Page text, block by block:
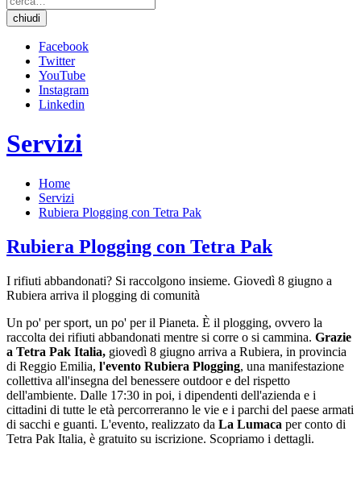
chiudi
Facebook
Twitter
YouTube
Instagram
Linkedin
Servizi
Home
Servizi
Rubiera Plogging con Tetra Pak
Rubiera Plogging con Tetra Pak
I rifiuti abbandonati? Si raccolgono insieme. Giovedì 8 giugno a
Rubiera arriva il plogging di comunità
Un po' per sport, un po' per il Pianeta. È il plogging, ovvero la
raccolta dei rifiuti abbandonati mentre si corre o si cammina. Grazie
a Tetra Pak Italia, giovedì 8 giugno arriva a Rubiera, in provincia
di Reggio Emilia, l'evento Rubiera Plogging, una manifestazione
collettiva all'insegna del benessere outdoor e del rispetto
dell'ambiente. Dalle 17:30 in poi, i dipendenti dell'azienda e i
cittadini di tutte le età percorreranno le vie e i parchi del paese armati
di sacchi e guanti. L'evento, realizzato da La Lumaca per conto di
Tetra Pak Italia, è gratuito su iscrizione. Scopriamo i dettagli.